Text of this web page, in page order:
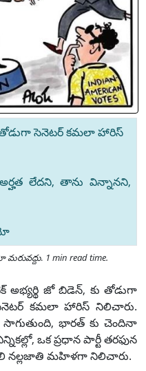
తోడుగా సెనెటర్ కమలా హారిస్
లేదని, తాను విన్నానని,
. 1 min read time.
అభ్యర్థి జో బిడెన్, కు తోడుగా
కమలా హారిస్ నిలిచారు.
భారత్ కు చెందినా
ఒక ప్రధాన పార్టీ తరఫున
నల్లజాతి మహిళగా నిలిచారు.